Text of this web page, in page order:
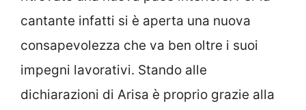
cantante infatti si è aperta una nuova
consapevolezza che va ben oltre i suoi
impegni lavorativi. Stando alle
dichiarazioni di Arisa è proprio grazie alla